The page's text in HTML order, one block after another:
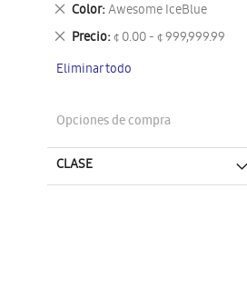
artículo
Color Awesome IceBlue
Eliminar
este
artículo
Precio ¢ 0.00 - ¢ 999,999.99
Eliminar
artículo
Eliminar todo
Opciones de compra
CLASE